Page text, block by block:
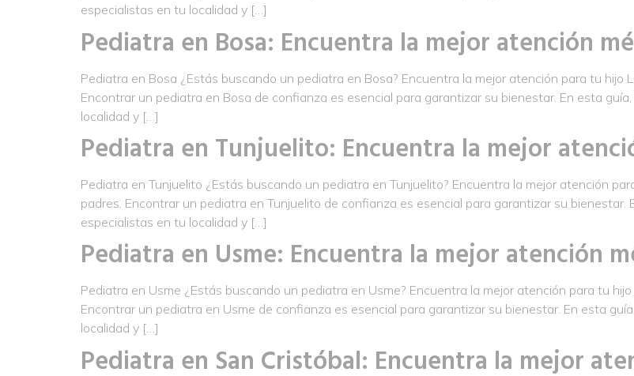
especialistas en tu localidad y […]
Pediatra en Bosa: Encuentra la mejor atención
Pediatra en Bosa ¿Estás buscando un pediatra en Bosa? Encuentra la mejor atención para tu hijo
Encontrar un pediatra en Bosa de confianza es esencial para garantizar su bienestar. En esta
localidad y […]
Pediatra en Tunjuelito: Encuentra la mejor
Pediatra en Tunjuelito ¿Estás buscando un pediatra en Tunjuelito? Encuentra la mejor atención
padres. Encontrar un pediatra en Tunjuelito de confianza es esencial para garantizar su
especialistas en tu localidad y […]
Pediatra en Usme: Encuentra la mejor atención
Pediatra en Usme ¿Estás buscando un pediatra en Usme? Encuentra la mejor atención para tu
Encontrar un pediatra en Usme de confianza es esencial para garantizar su bienestar. En esta
localidad y […]
Pediatra en San Cristóbal: Encuentra la mejor